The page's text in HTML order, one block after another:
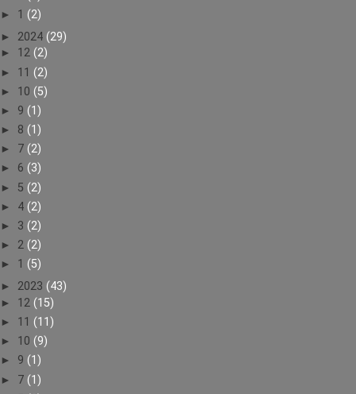
► 1 (2)
► 2024 (29)
► 12 (2)
► 11 (2)
► 10 (5)
► 9 (1)
► 8 (1)
► 7 (2)
► 6 (3)
► 5 (2)
► 4 (2)
► 3 (2)
► 2 (2)
► 1 (5)
► 2023 (43)
► 12 (15)
► 11 (11)
► 10 (9)
► 9 (1)
► 7 (1)